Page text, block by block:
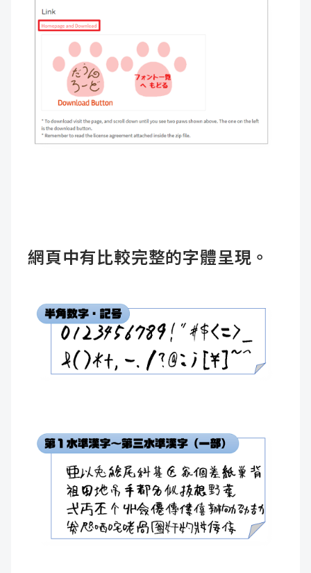
網頁中有比較完整的字體呈現。